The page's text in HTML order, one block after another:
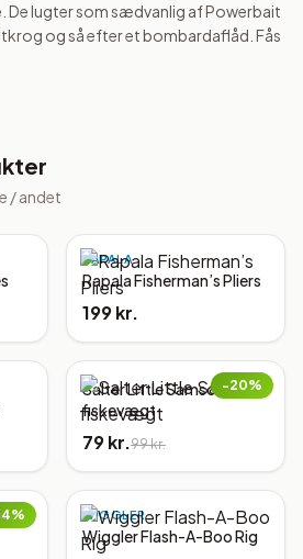
De lugter som sædvanlig af Powerbait
og så efter et bombardaflåd. Fås
/ andet
RAPALA
Rapala Fisherman’s Pliers
199 kr.
−20%
Salter Little Samson,
fiskevægt
79 kr.99 kr.
% WIGGLER
Wiggler Flash-A-Boo Rig